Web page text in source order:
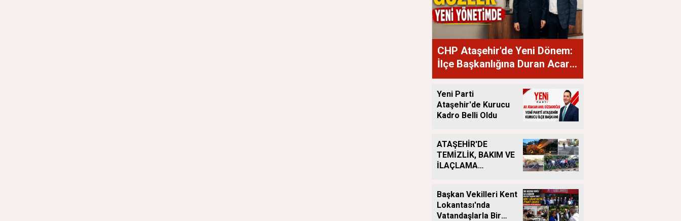
CHP Ataşehir'de Yeni Dönem:
İlçe Başkanlığına Duran Acar
Atandı
Yeni Parti
Ataşehir'de Kurucu
Kadro Belli Oldu
ATAŞEHİR'DE
TEMİZLİK, BAKIM VE
İLAÇLAMA
Başkan Vekilleri Kent
Lokantası'nda
Vatandaşlarla Bir